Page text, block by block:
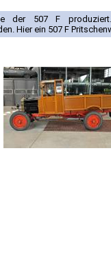
der 507 F
Hier ein 507 F